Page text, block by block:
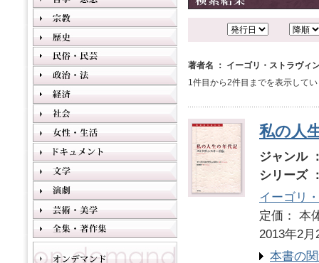
著者名 ： イーゴリ・ストラヴィ
1件目から2件目までを表示して
私の人
ジャンル
シリーズ
イーゴリ
定価：
2013年2月
本書の